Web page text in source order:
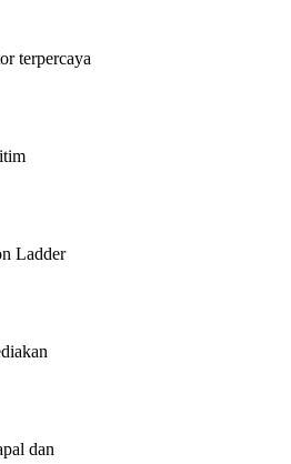
terpercaya
Ladder
dan